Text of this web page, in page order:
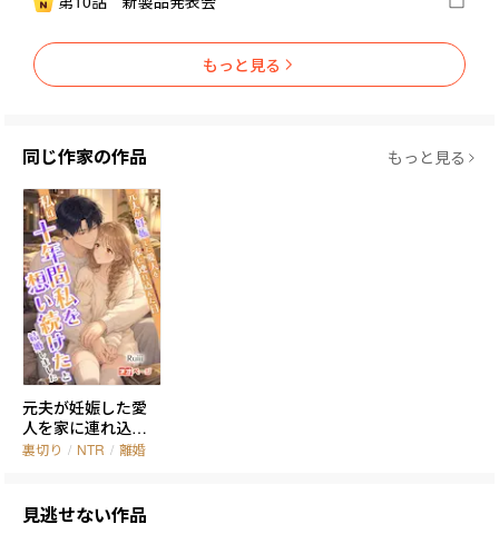
「バカか。こんなもの、最初から答えは決まってる」
彼が本気で書き込んでいたのは――
もっと見る
同じ作家の作品 もっと見る
元夫が妊娠した愛
人を家に連れ込ん
だ日、私は十年間
ました
裏切り / NTR / 離婚
見逃せない作品